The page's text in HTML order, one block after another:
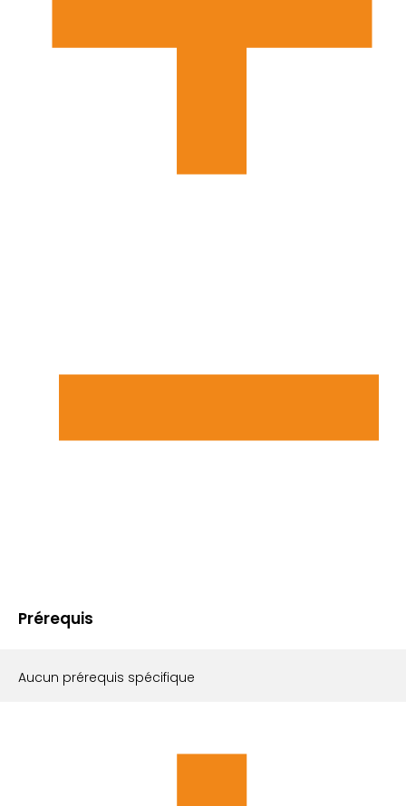
Prérequis
Aucun prérequis spécifique